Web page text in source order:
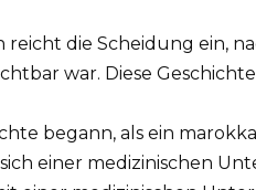
begann, als ein
einer medizinischen